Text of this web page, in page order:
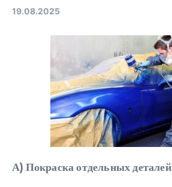
19.08.2025
А) Покраска отдельных деталей